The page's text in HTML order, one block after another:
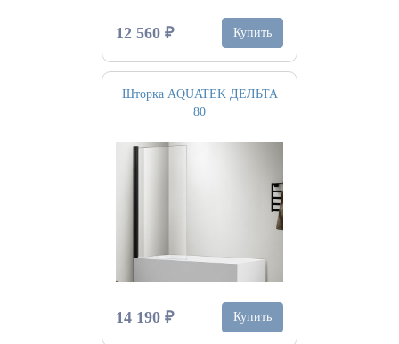
12 560 ₽ Купить
Шторка AQUATEK ДЕЛЬТА
80
14 190 ₽ Купить